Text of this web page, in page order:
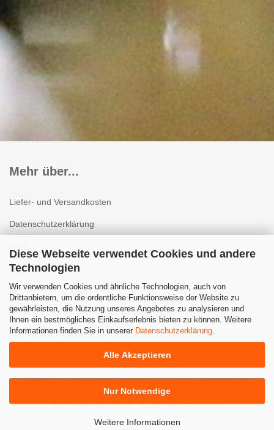
Diese Webseite verwendet Cookies und andere
Technologien
Wir verwenden Cookies und ähnliche Technologien, auch von
Drittanbietern, um die ordentliche Funktionsweise der Website zu
gewährleisten, die Nutzung unseres Angebotes zu analysieren und
Ihnen ein bestmögliches Einkaufserlebnis bieten zu können. Weitere
Informationen finden Sie in unserer Datenschutzerklärung
Alle Akzeptieren
Nur Notwendige
Weitere Informationen
Mehr über...
Liefer- und Versandkosten
Datenschutzerklärung
Impressum
Kontakt
Widerrufsrecht & Muster-Widerrufsformular
Cookie Einstellungen
Webshop erstellenmit Gambio.de © 2025 | Template von
JungCreative.
Alle Preise inkl. MwSt. & zzgl. Versandkosten